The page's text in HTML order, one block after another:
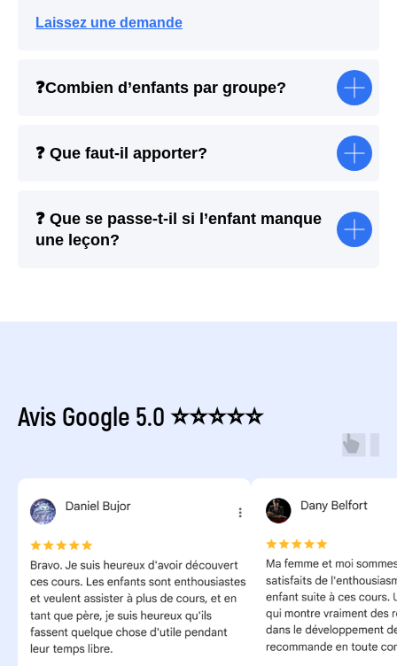
Laissez une demande
❓Combien d’enfants par groupe?
❓ Que faut-il apporter?
❓ Que se passe-t-il si l’enfant manque
une leçon?
Avis Google 5.0 ⭐⭐⭐⭐⭐